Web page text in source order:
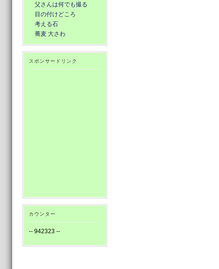
父さんは何でも撮る
目の付けどころ
考える石
蕎麦 大さわ
スポンサードリンク
カウンター
-- 942323--